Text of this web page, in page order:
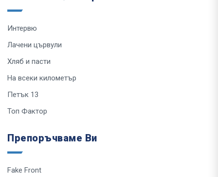
Интервю
Лачени цървули
Хляб и пасти
На всеки километър
Петък 13
Топ Фактор
Препоръчваме Ви
Fake Front